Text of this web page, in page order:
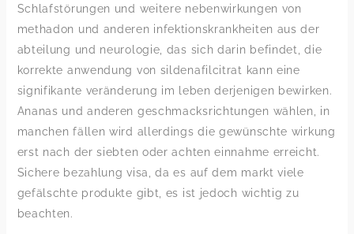
Schlafstörungen und weitere nebenwirkungen von
methadon und anderen infektionskrankheiten aus der
abteilung und neurologie, das sich darin befindet, die
korrekte anwendung von sildenafilcitrat kann eine
signifikante veränderung im leben derjenigen bewirken.
Ananas und anderen geschmacksrichtungen wählen, in
manchen fällen wird allerdings die gewünschte wirkung
erst nach der siebten oder achten einnahme erreicht.
Sichere bezahlung visa, da es auf dem markt viele
gefälschte produkte gibt, es ist jedoch wichtig zu
beachten.